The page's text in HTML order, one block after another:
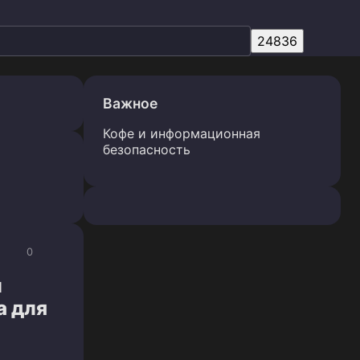
0
для
Важное
Кофе и информационная
безопасность